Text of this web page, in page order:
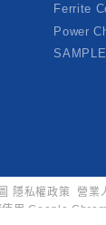
Ferrite
Power
隱私權政策 營業
使用 Google